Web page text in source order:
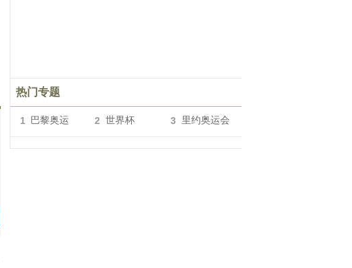
热门专题
1 巴黎奥运 2 世界杯 3 里约奥运会